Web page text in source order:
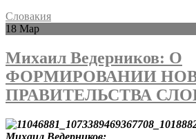
Словакия
18 Мар
Михаил Ведерников: О
ФОРМИРОВАНИИ
ПРАВИТЕЛЬСТВА
Михаил Ведерников: